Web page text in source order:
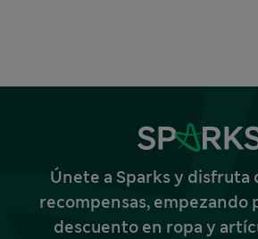
Únete a Sparks y disfruta
recompensas, empezando
descuento en ropa y